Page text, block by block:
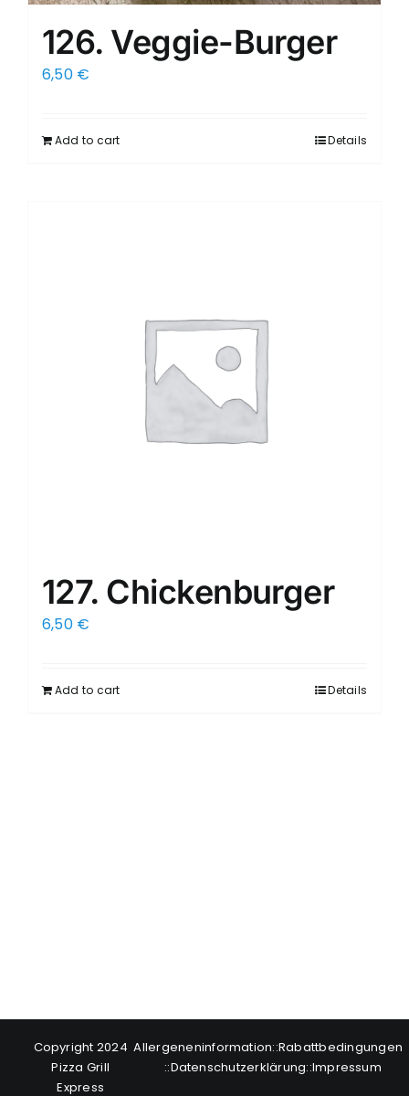
126. Veggie-Burger
6,50 €
Add to cart Details
127. Chickenburger
6,50 €
Add to cart Details
Copyright 2024
Pizza Grill
Express
Allergeneninformation::Rabattbedingungen
::Datenschutzerklärung::Impressum